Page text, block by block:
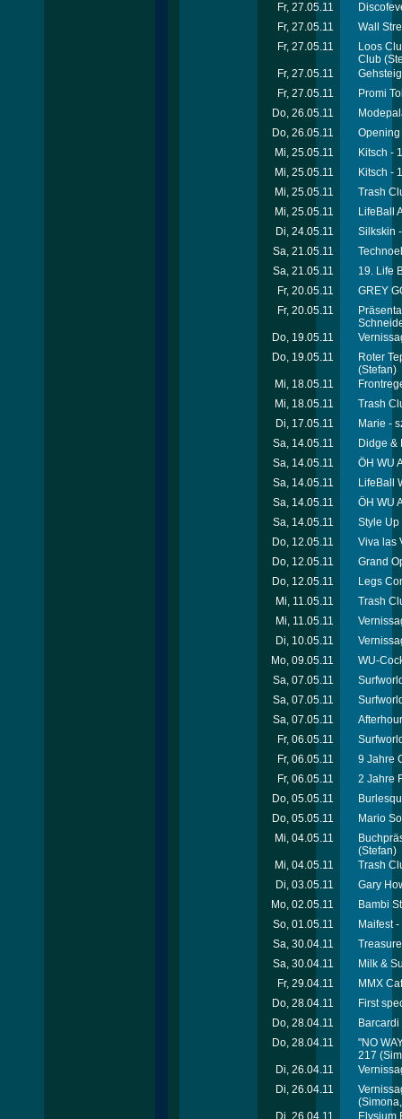
Fr, 27.05.11
Fr, 27.05.11
Wall
Fr, 27.05.11
Loos
Club
Fr, 27.05.11
Fr, 27.05.11
Promi
Do, 26.05.11
Do, 26.05.11
Opening
Mi, 25.05.11
Kitsch -
Mi, 25.05.11
Kitsch -
Mi, 25.05.11
Trash
Mi, 25.05.11
LifeBall
Di, 24.05.11
Silkskin
Sa, 21.05.11
Sa, 21.05.11
19. Life
Fr, 20.05.11
GREY
Fr, 20.05.11
Do, 19.05.11
Do, 19.05.11
Roter
(Stefan)
Mi, 18.05.11
Mi, 18.05.11
Trash
Di, 17.05.11
Marie -
Sa, 14.05.11
Didge &
Sa, 14.05.11
ÖH WU
Sa, 14.05.11
LifeBall
Sa, 14.05.11
ÖH WU
Sa, 14.05.11
Style Up
Do, 12.05.11
Viva las
Do, 12.05.11
Grand
Do, 12.05.11
Legs
Mi, 11.05.11
Trash
Mi, 11.05.11
Di, 10.05.11
Mo, 09.05.11
WU-
Sa, 07.05.11
Sa, 07.05.11
Sa, 07.05.11
Fr, 06.05.11
Fr, 06.05.11
9 Jahre
Fr, 06.05.11
2 Jahre
Do, 05.05.11
Do, 05.05.11
Mario
Mi, 04.05.11
(Stefan)
Mi, 04.05.11
Trash
Di, 03.05.11
Gary
Mo, 02.05.11
Bambi
So, 01.05.11
Maifest
Sa, 30.04.11
Sa, 30.04.11
Milk &
Fr, 29.04.11
MMX
Do, 28.04.11
First
Do, 28.04.11
Do, 28.04.11
"NO
217
Di, 26.04.11
Di, 26.04.11
Di, 26.04.11
Elysium